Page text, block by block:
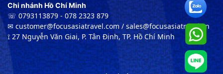
Chi nhánh Hồ Chí Minh
☏ 0793113879 - 078 2323 879
✉︎ customer@focusasiatravel.com / sales@focusasiatravel.vn
⟟ 27 Nguyễn Văn Giai, P. Tân Định, TP. Hồ Chí Minh